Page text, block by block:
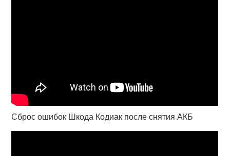
Сброс ошибок Шкода Кодиак после снятия АКБ